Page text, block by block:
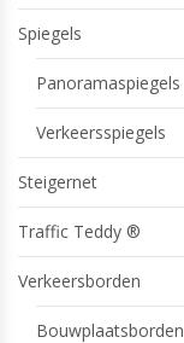
Spiegels
Panoramaspiegels
Verkeersspiegels
Steigernet
Traffic Teddy ®
Verkeersborden
Bouwplaatsborden